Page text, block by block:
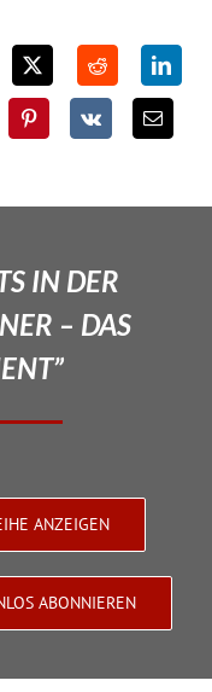
IN DER
– DAS
ANZEIGEN
ABONNIEREN